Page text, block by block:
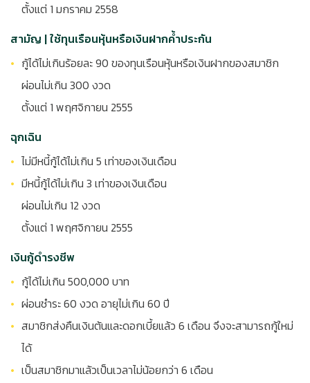
ตั้งแต่ 1 มกราคม 2558
สามัญ | ใช้ทุนเรือนหุ้นหรือเงินฝากค้ำประกัน
กู้ได้ไม่เกินร้อยละ 90 ของทุนเรือนหุ้นหรือเงินฝากของสมาชิก
ผ่อนไม่เกิน 300 งวด
ตั้งแต่ 1 พฤศจิกายน 2555
ฉุกเฉิน
ไม่มีหนี้กู้ได้ไม่เกิน 5 เท่าของเงินเดือน
มีหนี้กู้ได้ไม่เกิน 3 เท่าของเงินเดือน
ผ่อนไม่เกิน 12 งวด
ตั้งแต่ 1 พฤศจิกายน 2555
เงินกู้ดำรงชีพ
กู้ได้ไม่เกิน 500,000 บาท
ผ่อนชำระ 60 งวด อายุไม่เกิน 60 ปี
สมาชิกส่งคืนเงินต้นและดอกเบี้ยแล้ว 6 เดือน จึงจะสามารถกู้ใหม่
ได้
เป็นสมาชิกมาแล้วเป็นเวลาไม่น้อยกว่า 6 เดือน